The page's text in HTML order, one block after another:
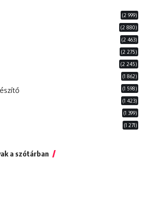
(2 999)
(2 880)
(2 463)
(2 275)
(2 245)
(1 862)
(1 598)
(1 423)
(1 399)
(1 271)
a szótárban